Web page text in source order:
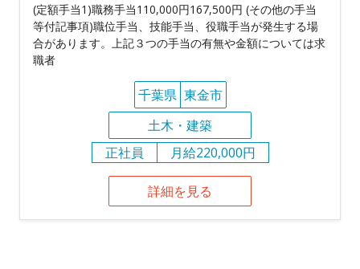
(定額手当1)職務手当110,000円167,500円 (その他の手当
等付記事項)職位手当、技能手当、役職手当が発生する場
合があります。上記３つの手当の有無や金額については求
職者
千葉県 東金市
土木・建築
正社員
月給220,000円
詳細を見る